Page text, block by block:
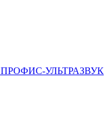
ПРОФИС-УЛЬТРАЗВУК